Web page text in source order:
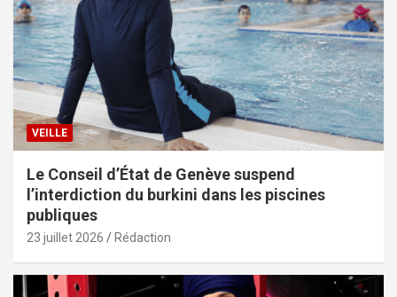
VEILLE
Le Conseil d’État de Genève suspend
l’interdiction du burkini dans les piscines
publiques
23 juillet 2026 Rédaction